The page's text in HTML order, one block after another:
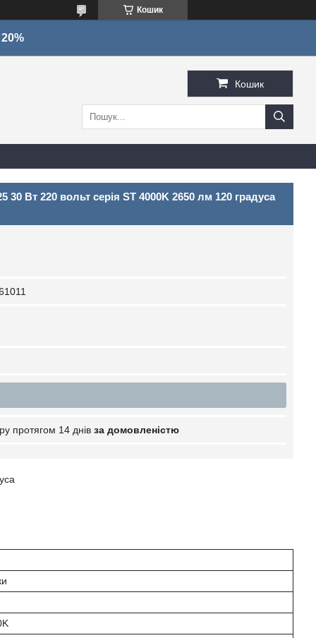
Кошик
Кошик
30 Вт 220 вольт серія ST 4000K 2650 лм 120 градуса
протягом 14 днів за домовленістю